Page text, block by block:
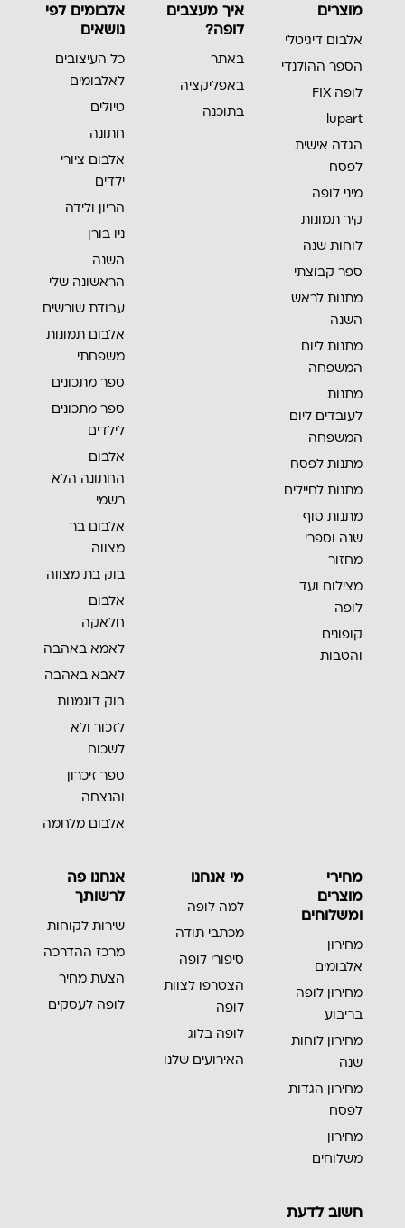
מוצרים
אלבום דיגיטלי
הספר ההולנדי
לופה FIX
lupart
הגדה אישית
לפסח
מיני לופה
קיר תמונות
לוחות שנה
ספר קבוצתי
מתנות לראש
השנה
מתנות ליום
המשפחה
מתנות
לעובדים ליום
המשפחה
מתנות לפסח
מתנות לחיילים
מתנות סוף
שנה וספרי
מחזור
מצילום ועד
לופה
קופונים
והטבות
איך מעצבים
לופה?
באתר
באפליקציה
בתוכנה
אלבומים לפי
נושאים
כל העיצובים
לאלבומים
טיולים
חתונה
אלבום ציורי
ילדים
הריון ולידה
ניו בורן
השנה
הראשונה שלי
עבודת שורשים
אלבום תמונות
משפחתי
ספר מתכונים
ספר מתכונים
לילדים
אלבום
החתונה הלא
רשמי
אלבום בר
מצווה
בוק בת מצווה
אלבום
חלאקה
לאמא באהבה
לאבא באהבה
בוק דוגמנות
לזכור ולא
לשכוח
ספר זיכרון
והנצחה
אלבום מלחמה
מחירי
מוצרים
ומשלוחים
מחירון
אלבומים
מחירון לופה
בריבוע
מחירון לוחות
שנה
מחירון הגדות
לפסח
מחירון
משלוחים
מי אנחנו
למה לופה
מכתבי תודה
סיפורי לופה
הצטרפו לצוות
לופה
לופה בלוג
האירועים שלנו
אנחנו פה
לרשותך
שירות לקוחות
מרכז ההדרכה
הצעת מחיר
לופה לעסקים
חשוב לדעת